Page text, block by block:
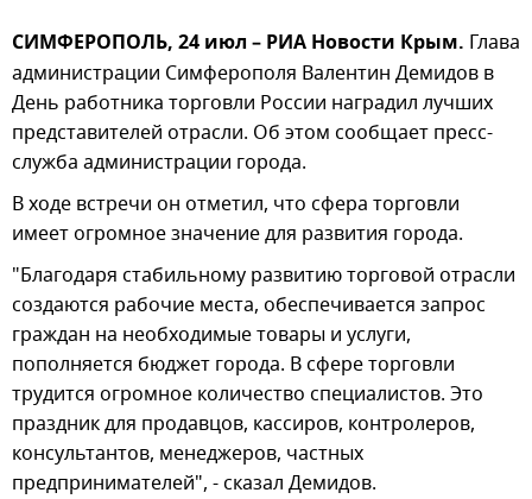
СИМФЕРОПОЛЬ, 24 июл – РИА Новости Крым. Глава
администрации Симферополя Валентин Демидов в
День работника торговли России наградил лучших
представителей отрасли. Об этом сообщает пресс-
служба администрации города.
В ходе встречи он отметил, что сфера торговли
имеет огромное значение для развития города.
"Благодаря стабильному развитию торговой отрасли
создаются рабочие места, обеспечивается запрос
граждан на необходимые товары и услуги,
пополняется бюджет города. В сфере торговли
трудится огромное количество специалистов. Это
праздник для продавцов, кассиров, контролеров,
консультантов, менеджеров, частных
предпринимателей", - сказал Демидов.